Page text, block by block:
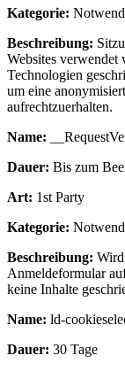
Kategorie:
Beschreibung:
Websites
Technologien
um eine
aufrechtzuerhalten.
Name:
Dauer: Bis zum
Art: 1st Party
Kategorie:
Beschreibung:
Anmeldeformular
keine Inhalte
Name: ld-
Dauer: 30 Tage